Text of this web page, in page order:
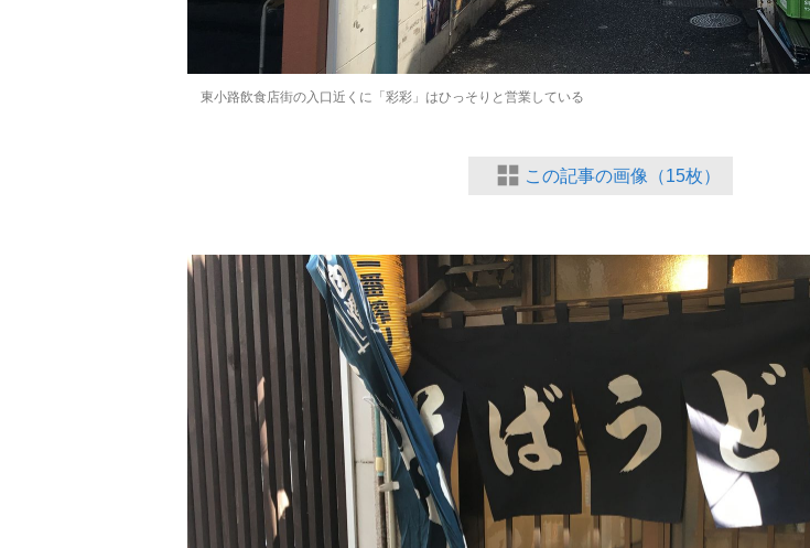
東小路飲食店街の入口近くに「彩彩」はひっそりと営業している
この記事の画像（15枚）